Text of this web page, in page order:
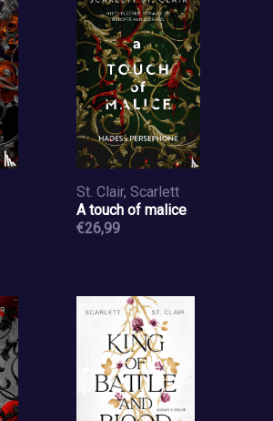
St. Clair, Scarlett
A touch of malice
€26,99